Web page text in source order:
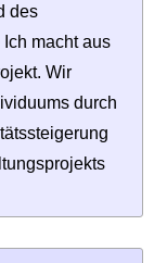
des
macht aus
Wir
durch